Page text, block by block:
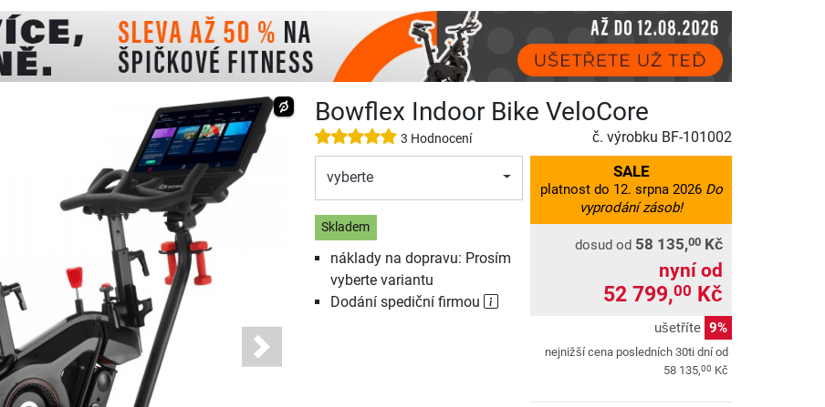
Next
Bowflex Indoor Bike VeloCore
3 Hodnocení č. výrobku BF-101002
vyberte
Skladem
náklady na dopravu: Prosím
vyberte variantu
Dodání spediční firmou
SALE
platnost do 12. srpna 2026 Do
vyprodání zásob!
dosud od 58 135,00 Kč
nyní od
52 799,00 Kč
ušetříte 9%
nejnižší cena posledních 30ti dní od
58 135,00 Kč